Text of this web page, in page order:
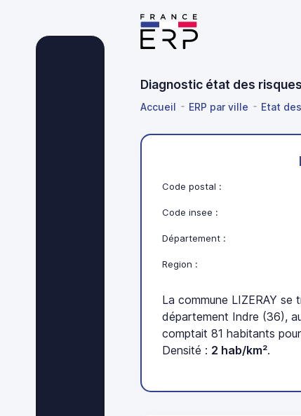
Diagnostic état des risques
Accueil ERP par ville Etat
Code postal :
Code insee :
Département :
Region :
La commune LIZERAY se
département Indre (36),
comptait 81 habitants
Densité : 2 hab/km².